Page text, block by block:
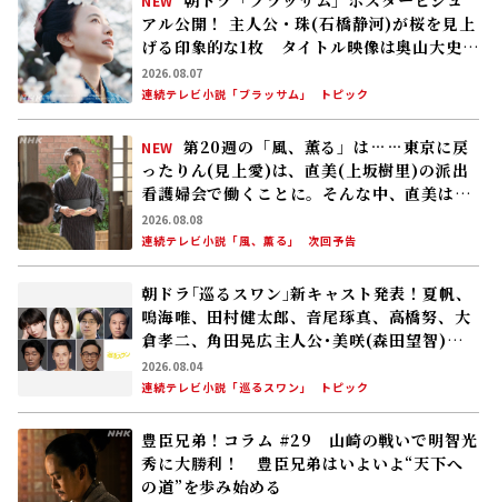
アル公開！ 主人公・珠(石橋静河)が桜を見上
げる印象的な1枚 タイトル映像は奥山大史監
督、語りは三條雅幸アナ 2026年度後期放
送
2026.08.07
連続テレビ小説「ブラッサム」
トピック
NEW 第20週の「風、薫る」は……東京に戻
ったりん(見上愛)は、直美(上坂樹里)の派出
看護婦会で働くことに。そんな中、直美は自
分の理想とした無償の看護を始める
2026.08.08
連続テレビ小説「風、薫る」
次回予告
朝ドラ｢巡るスワン｣新キャスト発表！夏帆、
鳴海唯、田村健太郎、音尾琢真、高橋努、大
倉孝二、角田晃広――主人公･美咲(森田望智)が
交流する警察署の人々 2027年度前期放送
2026.08.04
連続テレビ小説「巡るスワン」
トピック
豊臣兄弟！コラム #29 山崎の戦いで明智光
秀に大勝利！ 豊臣兄弟はいよいよ“天下へ
の道”を歩み始める